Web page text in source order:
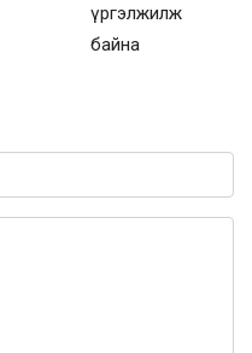
үргэлжилж
байна